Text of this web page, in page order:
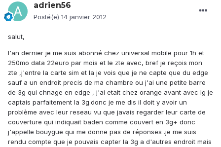
adrien56
Posté(e) 14 janvier 2012
salut,
l'an dernier je me suis abonné chez universal mobile pour 1h et
250mo data 22euro par mois et le zte avec, bref je reçois mon
zte ,j'entre la carte sim et la je vois que je ne capte que du edge
sauf a un endroit precis de ma chambre ou j'ai une petite barre
de 3g qui chnage en edge , j'ai etait chez orange avant avec lg je
captais parfaitement la 3g.donc je me dis il doit y avoir un
problème avec leur reseau vu que javais regarder leur carte de
couverture qui indiquait baden comme couvert en 3g+ donc
j'appelle bouygue qui me donne pas de réponses .je me suis
rendu compte que je pouvais capter la 3g a d'autres endroit mais